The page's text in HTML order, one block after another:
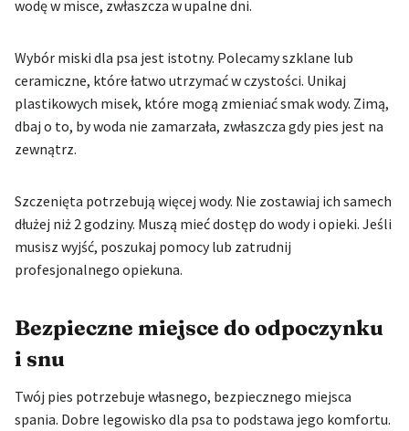
wodę w misce, zwłaszcza w upalne dni.
Wybór miski dla psa jest istotny. Polecamy szklane lub
ceramiczne, które łatwo utrzymać w czystości. Unikaj
plastikowych misek, które mogą zmieniać smak wody. Zimą,
dbaj o to, by woda nie zamarzała, zwłaszcza gdy pies jest na
zewnątrz.
Szczenięta potrzebują więcej wody. Nie zostawiaj ich samech
dłużej niż 2 godziny. Muszą mieć dostęp do wody i opieki. Jeśli
musisz wyjść, poszukaj pomocy lub zatrudnij
profesjonalnego opiekuna.
Bezpieczne miejsce do odpoczynku
i snu
Twój pies potrzebuje własnego, bezpiecznego miejsca
spania. Dobre legowisko dla psa to podstawa jego komfortu.